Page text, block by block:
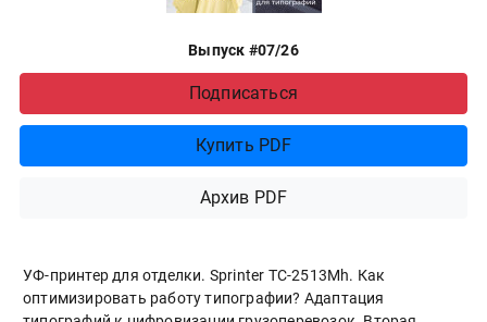
Выпуск #07/26
Подписаться
Купить PDF
Архив PDF
УФ-принтер для отделки. Sprinter ТС-2513Mh. Как
оптимизировать работу типографии? Адаптация